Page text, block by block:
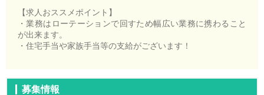
【求人おススメポイント】
・業務はローテーションで回すため幅広い業務に携わること
が出来ます。
・住宅手当や家族手当等の支給がございます！
募集情報